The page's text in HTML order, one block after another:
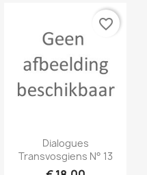
Snel bekijken
Dialogues
Transvosgiens N° 13
favorite_border